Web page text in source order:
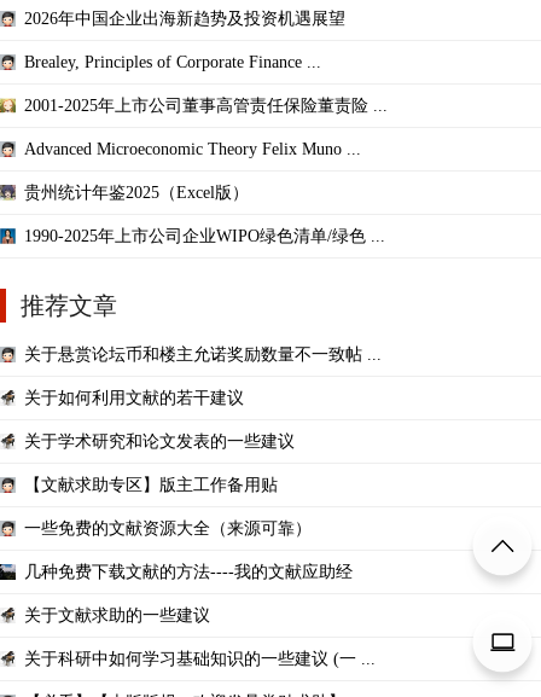
2026年中国企业出海新趋势及投资机遇展望
Brealey, Principles of Corporate Finance ...
2001-2025年上市公司董事高管责任保险董责险 ...
Advanced Microeconomic Theory Felix Muno ...
贵州统计年鉴2025（Excel版）
1990-2025年上市公司企业WIPO绿色清单/绿色 ...
推荐文章
关于悬赏论坛币和楼主允诺奖励数量不一致帖 ...
关于如何利用文献的若干建议
关于学术研究和论文发表的一些建议
【文献求助专区】版主工作备用贴
一些免费的文献资源大全（来源可靠）
几种免费下载文献的方法----我的文献应助经
关于文献求助的一些建议
关于科研中如何学习基础知识的一些建议 (一 ...